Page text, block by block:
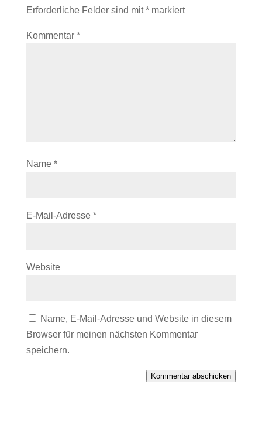
Erforderliche Felder sind mit*markiert
Kommentar *
Name *
E-Mail-Adresse *
Website
Name, E-Mail-Adresse und Website in diesem
Browser für meinen nächsten Kommentar
speichern.
Kommentar abschicken